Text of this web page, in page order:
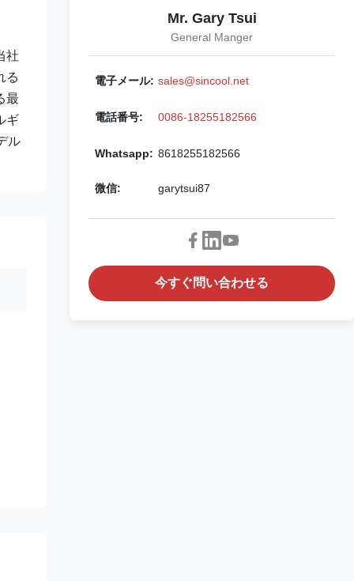
社
る
最
ギ
ル
Mr. Gary Tsui
General Manger
電子メール: sales@sincool.net
電話番号: 0086-18255182566
Whatsapp: 8618255182566
微信: garytsui87
今すぐ問い合わせる